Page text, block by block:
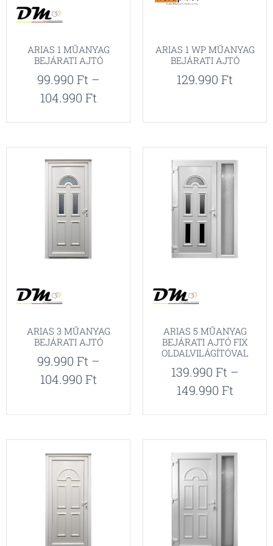
ARIAS 1 MŰANYAG
BEJÁRATI AJTÓ
99.990 Ft –
104.990 Ft
ARIAS 1 WP MŰANYAG
BEJÁRATI AJTÓ
129.990 Ft
ARIAS 3 MŰANYAG
BEJÁRATI AJTÓ
99.990 Ft –
104.990 Ft
ARIAS 5 MŰANYAG
BEJÁRATI AJTÓ FIX
OLDALVILÁGÍTÓVAL
139.990 Ft –
149.990 Ft